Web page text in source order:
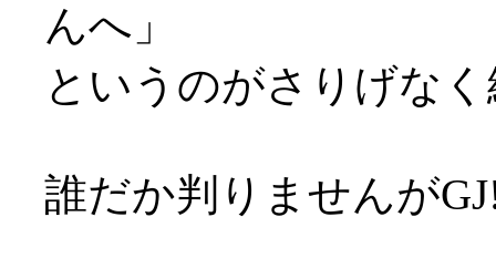
んへ」
というのがさりげな
誰だか判りませんが